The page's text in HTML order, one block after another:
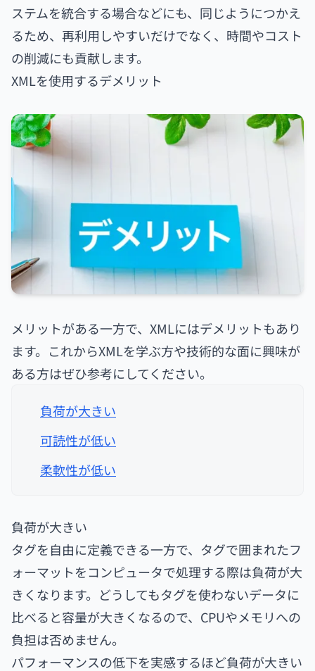
ステムを統合する場合などにも、同じようにつかえ
るため、再利用しやすいだけでなく、時間やコスト
の削減にも貢献します。
XMLを使用するデメリット
メリットがある一方で、XMLにはデメリットもあり
ます。これからXMLを学ぶ方や技術的な面に興味が
ある方はぜひ参考にしてください。
負荷が大きい
可読性が低い
柔軟性が低い
負荷が大きい
タグを自由に定義できる一方で、タグで囲まれたフ
ォーマットをコンピュータで処理する際は負荷が大
きくなります。どうしてもタグを使わないデータに
比べると容量が大きくなるので、CPUやメモリへの
負担は否めません。
パフォーマンスの低下を実感するほど負荷が大きい